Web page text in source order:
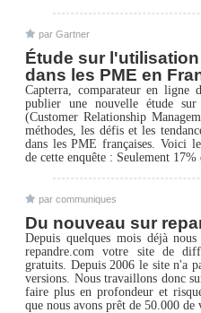
par Gartner
Étude sur
dans les PME en
Capterra, comparateur en ligne
publier une nouvelle étude
(Customer Relationship
méthodes, les défis et les
dans les PME françaises. Voici
de cette enquête : Seulement
par communiques
Du nouveau sur
Depuis quelques mois déjà
repandre.com votre site de
gratuits. Depuis 2006 le site n'a
versions. Nous travaillons donc
faire plus en profondeur et
que nous avons prêt de 50.000 de